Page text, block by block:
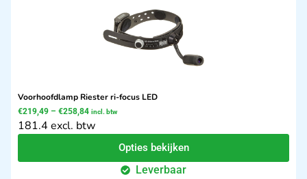
Voorhoofdlamp Riester ri-focus LED
€219,49 – €258,84 incl. btw
181.4 excl. btw
Opties bekijken
Leverbaar